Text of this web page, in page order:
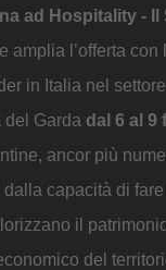
ad Hospitality - Il
e amplia l’offerta con
in Italia nel
del Garda dal 6 al 9
ancor più
capacità di
il
del